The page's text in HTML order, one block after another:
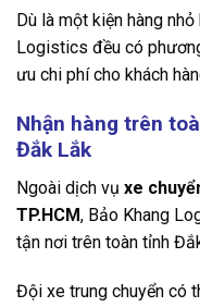
Dù là một kiện hàng
Logistics đều có
ưu chi phí cho khách
Nhận hàng trên
Đắk Lắk
Ngoài dịch vụ xe
TP.HCM, Bảo Khang
tận nơi trên toàn tỉnh
Đội xe trung chuyển có